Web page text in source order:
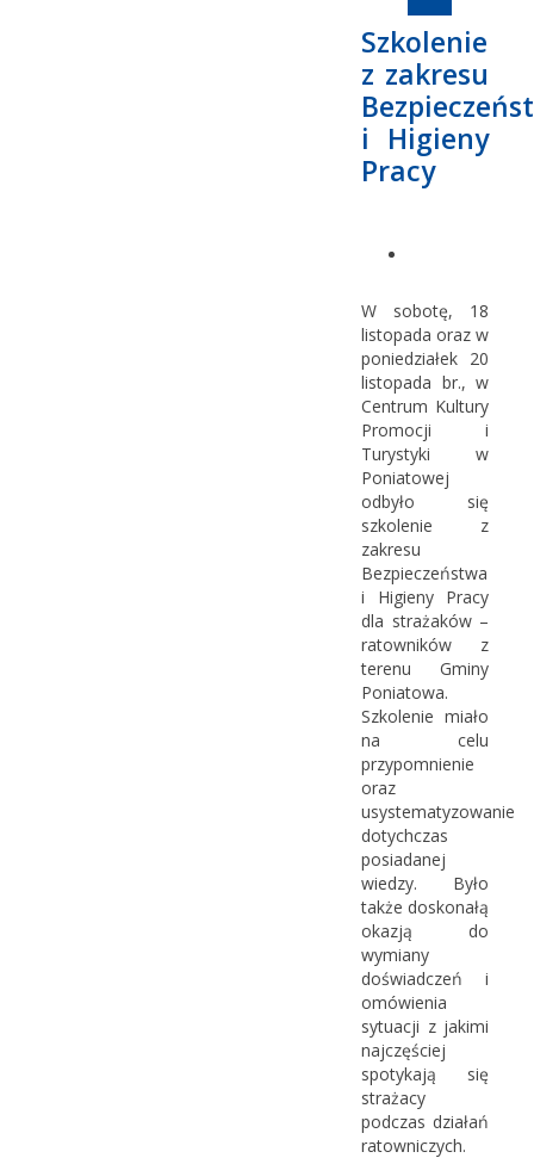
Szkolenie
z zakresu
i Higieny
Pracy
W sobotę, 18
listopada oraz w
poniedziałek 20
listopada br., w
Centrum Kultury
Promocji i
Turystyki w
Poniatowej
odbyło się
szkolenie z
zakresu
Bezpieczeństwa
i Higieny Pracy
dla strażaków –
ratowników z
terenu Gminy
Poniatowa.
Szkolenie miało
na celu
przypomnienie
oraz
usystematyzowanie
dotychczas
posiadanej
wiedzy. Było
także doskonałą
okazją do
wymiany
doświadczeń i
omówienia
sytuacji z jakimi
najczęściej
spotykają się
strażacy
podczas działań
ratowniczych.